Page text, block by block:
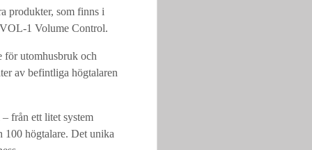
produkter, som finns i
1 Volume Control.
för utomhusbruk och
av befintliga högtalaren
från ett litet system
100 högtalare. Det unika